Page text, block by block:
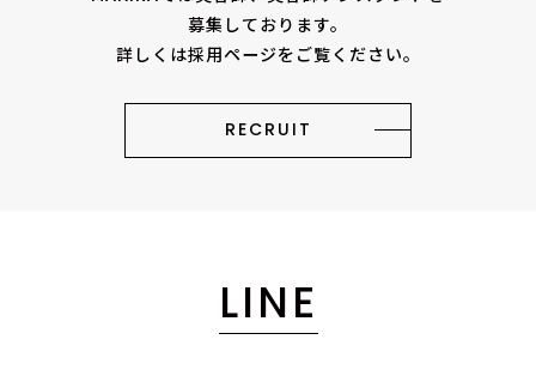
募集しております。
詳しくは採用ページをご覧ください。
RECRUIT
LINE